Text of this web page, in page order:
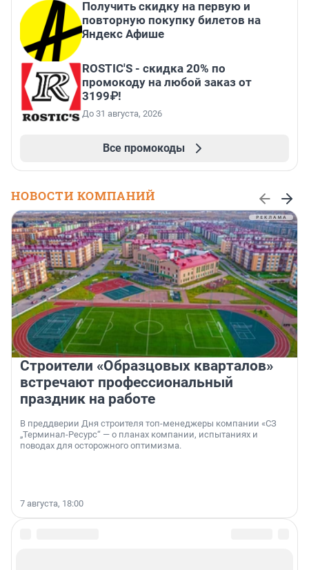
Получить скидку на первую и
повторную покупку билетов на
Яндекс Афише
ROSTIC'S - скидка 20% по
промокоду на любой заказ от
3199₽!
До 31 августа, 2026
Все промокоды
НОВОСТИ КОМПАНИЙ
Строители «Образцовых кварталов»
встречают профессиональный
праздник на работе
В преддверии Дня строителя топ-менеджеры компании «СЗ
„Терминал-Ресурс“ — о планах компании, испытаниях и
поводах для осторожного оптимизма.
7 августа, 18:00